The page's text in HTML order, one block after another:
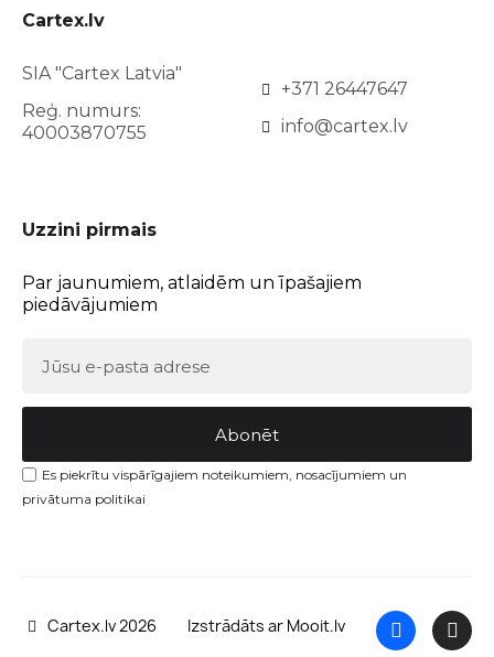
Cartex.lv
SIA "Cartex Latvia"
Reģ. numurs:
40003870755
+371 26447647
info@cartex.lv
Uzzini pirmais
Par jaunumiem, atlaidēm un īpašajiem
piedāvājumiem
Abonēt
Es piekrītu vispārīgajiem noteikumiem, nosacījumiem un
privātuma politikai
Cartex.lv 2026 Izstrādāts ar Mooit.lv